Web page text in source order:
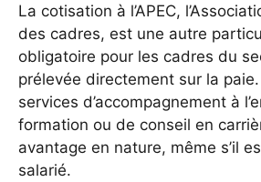
La cotisation à l’APEC,
des cadres, est une autre
obligatoire pour les cadres du
prélevée directement sur la
services d’accompagnement à
formation ou de conseil en
avantage en nature, même s’il
salarié.